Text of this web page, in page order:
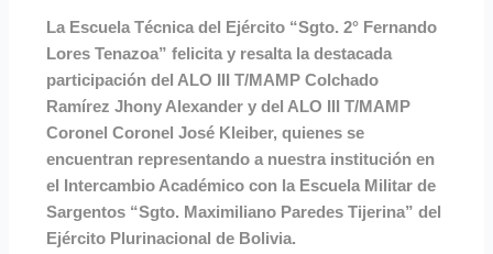
La Escuela Técnica del Ejército “Sgto. 2° Fernando
Lores Tenazoa” felicita y resalta la destacada
participación del ALO III T/MAMP Colchado
Ramírez Jhony Alexander y del ALO III T/MAMP
Coronel Coronel José Kleiber, quienes se
encuentran representando a nuestra institución en
el Intercambio Académico con la Escuela Militar de
Sargentos “Sgto. Maximiliano Paredes Tijerina” del
Ejército Plurinacional de Bolivia.